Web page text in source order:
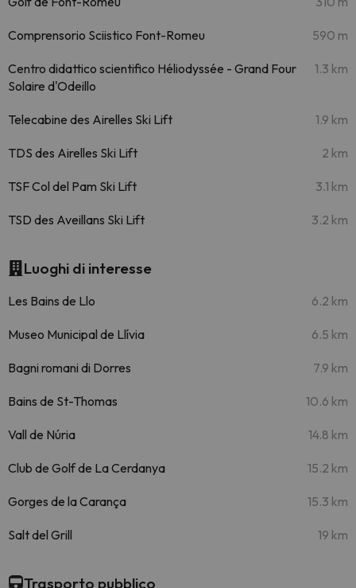
Comprensorio Sciistico Font-Romeu 590 m
Centro didattico scientifico Héliodyssée - Grand Four
Solaire d'Odeillo
1.3 km
Telecabine des Airelles Ski Lift 1.9 km
TDS des Airelles Ski Lift 2 km
TSF Col del Pam Ski Lift 3.1 km
TSD des Aveillans Ski Lift 3.2 km
Luoghi di interesse
Les Bains de Llo 6.2 km
Museo Municipal de Llívia 6.5 km
Bagni romani di Dorres 7.9 km
Bains de St-Thomas 10.6 km
Vall de Núria 14.8 km
Club de Golf de La Cerdanya 15.2 km
Gorges de la Carança 15.3 km
Salt del Grill 19 km
Trasporto pubblico